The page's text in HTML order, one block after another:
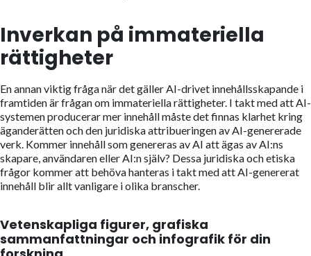
Inverkan på immateriella
rättigheter
En annan viktig fråga när det gäller AI-drivet innehållsskapande i
framtiden är frågan om immateriella rättigheter. I takt med att AI-
systemen producerar mer innehåll måste det finnas klarhet kring
äganderätten och den juridiska attribueringen av AI-genererade
verk. Kommer innehåll som genereras av AI att ägas av AI:ns
skapare, användaren eller AI:n själv? Dessa juridiska och etiska
frågor kommer att behöva hanteras i takt med att AI-genererat
innehåll blir allt vanligare i olika branscher.
Vetenskapliga figurer, grafiska
sammanfattningar och infografik för din